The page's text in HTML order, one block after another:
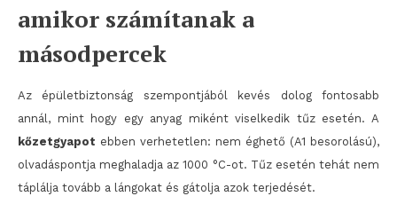
amikor számítanak a
másodpercek
Az épületbiztonság szempontjából kevés dolog fontosabb
annál, mint hogy egy anyag miként viselkedik tűz esetén. A
kőzetgyapot ebben verhetetlen: nem éghető (A1 besorolású),
olvadáspontja meghaladja az 1000 °C-ot. Tűz esetén tehát nem
táplálja tovább a lángokat és gátolja azok terjedését.